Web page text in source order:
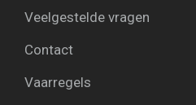
Veelgestelde vragen
Contact
Vaarregels